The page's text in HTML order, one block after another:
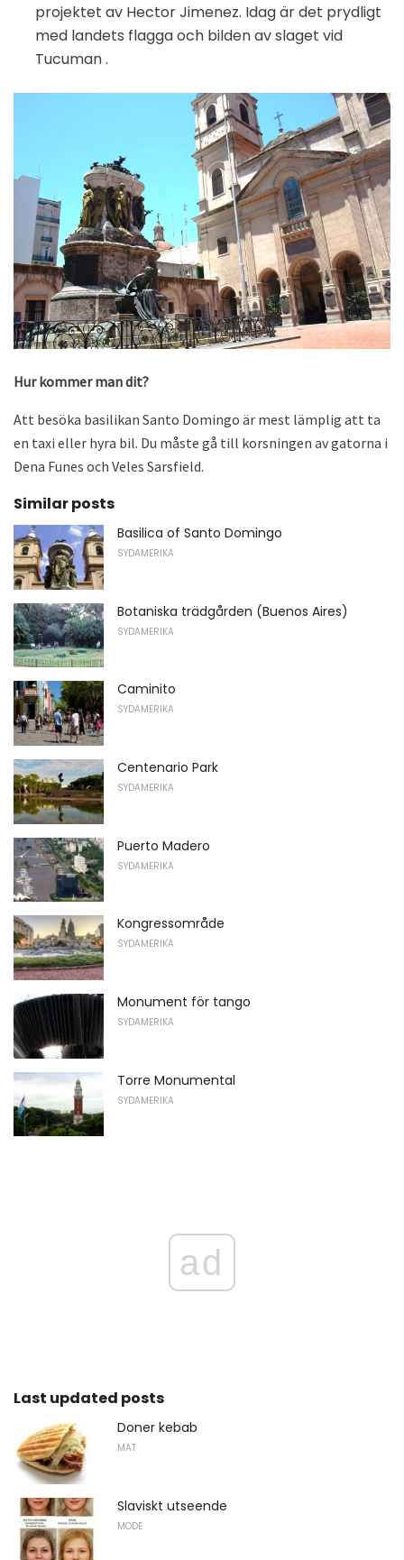
projektet av Hector Jimenez. Idag är det prydligt
med landets flagga och bilden av slaget vid
Tucuman .
Hur kommer man dit?
Att besöka basilikan Santo Domingo är mest lämplig att ta
en taxi eller hyra bil. Du måste gå till korsningen av gatorna i
Dena Funes och Veles Sarsfield.
Similar posts
Basilica of Santo Domingo
SYDAMERIKA
Botaniska trädgården (Buenos Aires)
SYDAMERIKA
Caminito
SYDAMERIKA
Centenario Park
SYDAMERIKA
Puerto Madero
SYDAMERIKA
Kongressområde
SYDAMERIKA
Monument för tango
SYDAMERIKA
Torre Monumental
SYDAMERIKA
ad
Last updated posts
Doner kebab
MAT
Slaviskt utseende
MODE